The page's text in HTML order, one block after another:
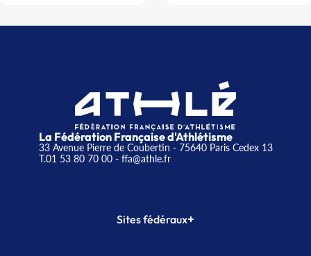
La Fédération Française d'Athlétisme
33 Avenue Pierre de Coubertin - 75640 Paris Cedex 13
T.01 53 80 70 00- ffa@athle.fr
Sites fédéraux+